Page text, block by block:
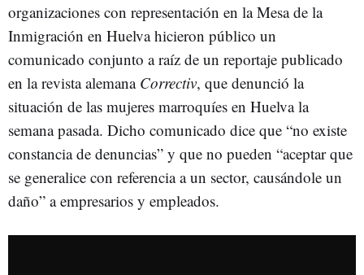
organizaciones con representación en la Mesa de la
Inmigración en Huelva hicieron público un
comunicado conjunto a raíz de un reportaje publicado
en la revista alemana Correctiv, que denunció la
situación de las mujeres marroquíes en Huelva la
semana pasada. Dicho comunicado dice que “no existe
constancia de denuncias” y que no pueden “aceptar que
se generalice con referencia a un sector, causándole un
daño” a empresarios y empleados.